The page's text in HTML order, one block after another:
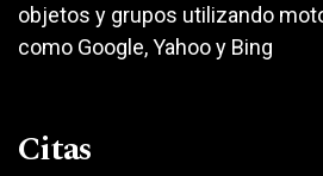
objetos y grupos utilizando
como Google, Yahoo y Bing
Citas